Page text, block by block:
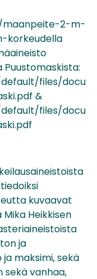
2-m-
korkeudella
files/docu
&
files/docu
kuvaavat
Heikkisen
ja
maksimi, sekä
sekä vanhaa,